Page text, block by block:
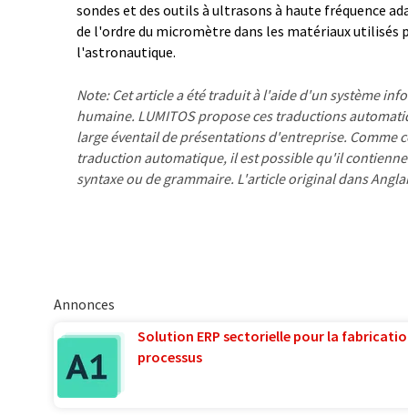
sondes et des outils à ultrasons à haute fréquence
de l'ordre du micromètre dans les matériaux utilisés
l'astronautique.
Note: Cet article a été traduit à l'aide d'un système
humaine. LUMITOS propose ces traductions
large éventail de présentations d'entreprise. Comme
traduction automatique, il est possible qu'il
syntaxe ou de grammaire. L'article original dans
Annonces
Solution ERP sectorielle pour la
processus